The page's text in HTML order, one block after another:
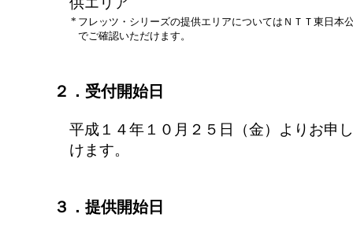
* フレッツ・シリーズの提供エリアについてはＮＴＴ東日本
でご確認いただけます。
２．受付開始日
平成１４年１０月２５日（金）よりお申
けます。
３．提供開始日